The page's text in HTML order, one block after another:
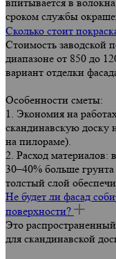
сроком службы
Сколько стоит
Стоимость заводской
диапазоне от 850 до
вариант отделки
Особенности сметы:
1. Экономия на
скандинавскую доску
на пилораме).
2. Расход материалов:
30–40% больше
толстый слой
Не будет ли фасад
поверхности?
Это
для скандинавской